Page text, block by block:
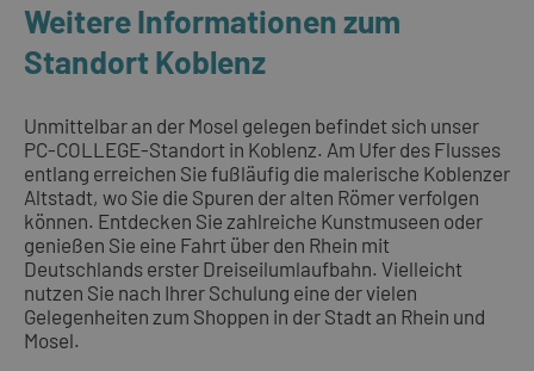
Weitere Informationen zum
Standort Koblenz
Unmittelbar an der Mosel gelegen befindet sich unser
PC-COLLEGE-Standort in Koblenz. Am Ufer des Flusses
entlang erreichen Sie fußläufig die malerische Koblenzer
Altstadt, wo Sie die Spuren der alten Römer verfolgen
können. Entdecken Sie zahlreiche Kunstmuseen oder
genießen Sie eine Fahrt über den Rhein mit
Deutschlands erster Dreiseilumlaufbahn. Vielleicht
nutzen Sie nach Ihrer Schulung eine der vielen
Gelegenheiten zum Shoppen in der Stadt an Rhein und
Mosel.